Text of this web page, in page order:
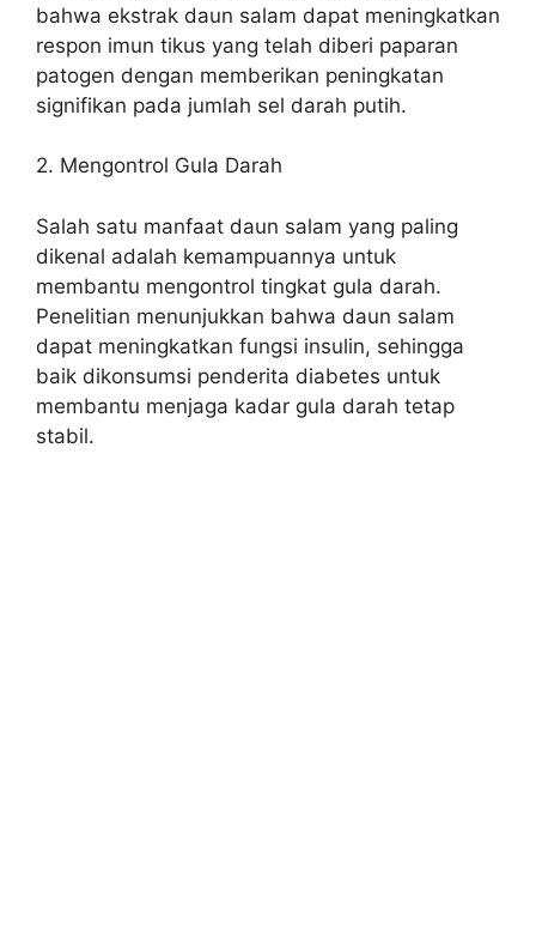
bahwa ekstrak daun salam dapat meningkatkan
respon imun tikus yang telah diberi paparan
patogen dengan memberikan peningkatan
signifikan pada jumlah sel darah putih.
2. Mengontrol Gula Darah
Salah satu manfaat daun salam yang paling
dikenal adalah kemampuannya untuk
membantu mengontrol tingkat gula darah.
Penelitian menunjukkan bahwa daun salam
dapat meningkatkan fungsi insulin, sehingga
baik dikonsumsi penderita diabetes untuk
membantu menjaga kadar gula darah tetap
stabil.